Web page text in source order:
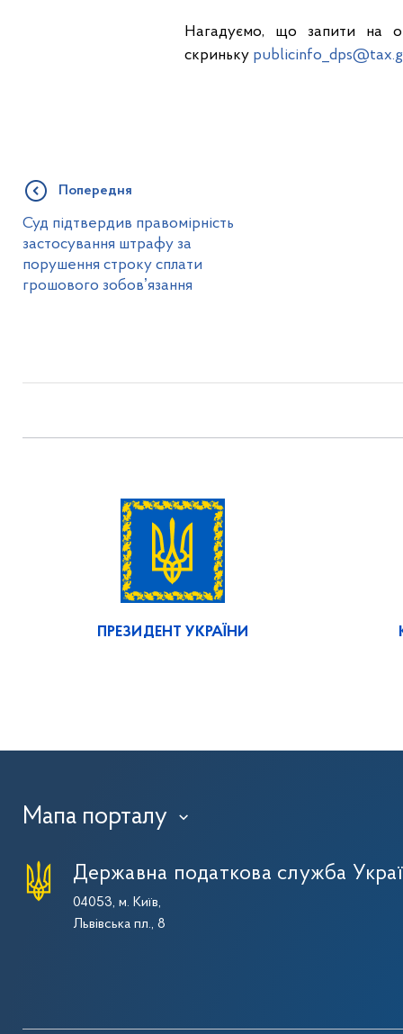
Нагадуємо, що запити на
скриньку
Попередня
Суд підтвердив правомірність
застосування штрафу за
порушення строку сплати
грошового зобовʼязання
ПРЕЗИДЕНТ УКРАЇНИ
Мапа порталу ›
Державна податкова служба
04053, м. Київ,
Львівська пл., 8